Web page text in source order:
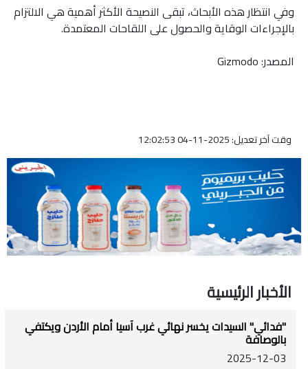
وفي انتظار هذه الأبحاث، تبقى النصيحة الأكثر أهمية هي الالتزام
بالإجراءات الوقاية والحصول على اللقاحات المعتمدة.
المصدر: Gizmodo
وقت آخر تعديل: 2025-11-04 12:02:53
الأخبار الرئيسية
"فدائي" السيدات يخسر نهائي غرب آسيا أمام الأردن ويكتفي
بالوصافة
2025-12-03